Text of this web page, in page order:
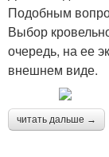
Подобным
Выбор
очередь, на ее
внешнем виде.
читать дальше →